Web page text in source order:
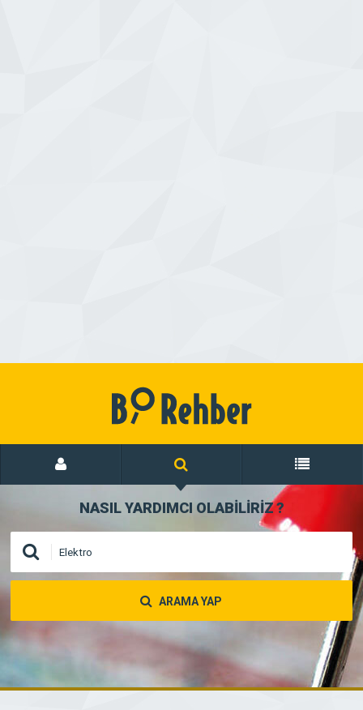
NASIL YARDIMCI OLABİLİRİZ?
ARAMA YAP